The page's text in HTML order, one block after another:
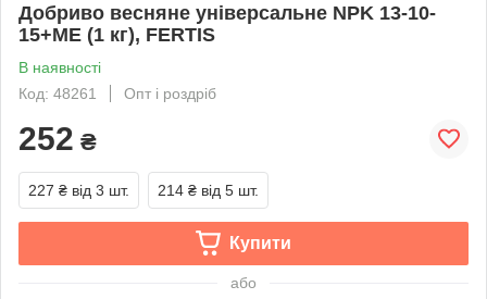
Добриво весняне універсальне NPK 13-10-
15+ME (1 кг), FERTIS
В наявності
Код: 48261
Опт і роздріб
252 ₴
227 ₴ від 3 шт. 214 ₴ від 5 шт.
Купити
або